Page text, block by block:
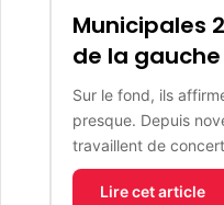
Municipales
de la
Sur le fond, ils
presque. Depuis
travaillent de
Lire cet article